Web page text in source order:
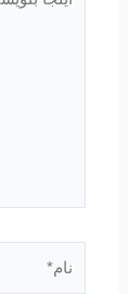
بنویسید…